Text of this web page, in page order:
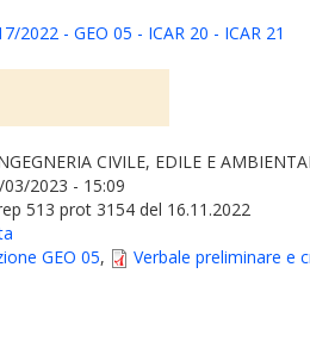
2022 - GEO 05 - ICAR 20 - ICAR 21
CIVILE, EDILE E
03/2023 - 15:09
513 prot 3154 del 16.11.2022
GEO 05, Verbale preliminare e